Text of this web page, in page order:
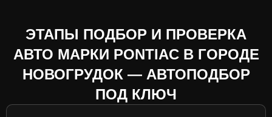
ЭТАПЫ ПОДБОР И ПРОВЕРКА
АВТО МАРКИ PONTIAC В ГОРОДЕ
НОВОГРУДОК — АВТОПОДБОР
ПОД КЛЮЧ